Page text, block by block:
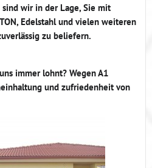
wir in der Lage, Sie mit
Edelstahl und vielen weiteren
zu beliefern.
immer lohnt? Wegen A1
und zufriedenheit von